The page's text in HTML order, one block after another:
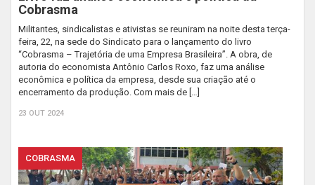
Cobrasma
Militantes, sindicalistas e ativistas se reuniram na noite desta terça-
feira, 22, na sede do Sindicato para o lançamento do livro
“Cobrasma – Trajetória de uma Empresa Brasileira”. A obra, de
autoria do economista Antônio Carlos Roxo, faz uma análise
econômica e política da empresa, desde sua criação até o
encerramento da produção. Com mais de […]
23 OUT 2024
COBRASMA